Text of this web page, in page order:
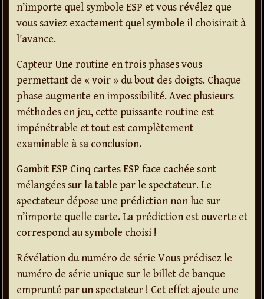
n’importe quel symbole ESP et vous révélez que
vous saviez exactement quel symbole il choisirait à
l’avance.
Capteur Une routine en trois phases vous
permettant de « voir » du bout des doigts. Chaque
phase augmente en impossibilité. Avec plusieurs
méthodes en jeu, cette puissante routine est
impénétrable et tout est complètement
examinable à sa conclusion.
Gambit ESP Cinq cartes ESP face cachée sont
mélangées sur la table par le spectateur. Le
spectateur dépose une prédiction non lue sur
n’importe quelle carte. La prédiction est ouverte et
correspond au symbole choisi !
Révélation du numéro de série Vous prédisez le
numéro de série unique sur le billet de banque
emprunté par un spectateur ! Cet effet ajoute une